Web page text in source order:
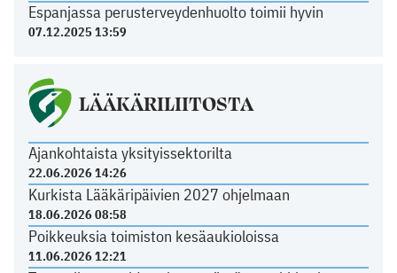
Espanjassa perusterveydenhuolto toimii hyvin
07.12.2025 13:59
LÄÄKÄRILIITOSTA
Ajankohtaista yksityissektorilta
22.06.2026 14:26
Kurkista Lääkäripäivien 2027 ohjelmaan
18.06.2026 08:58
Poikkeuksia toimiston kesäaukioloissa
11.06.2026 12:21